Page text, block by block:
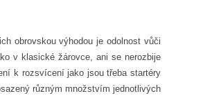
obrovskou výhodou je odolnost vůči
v klasické žárovce, ani se nerozbije
k rozsvícení jako jsou třeba startéry
různým množstvím jednotlivých